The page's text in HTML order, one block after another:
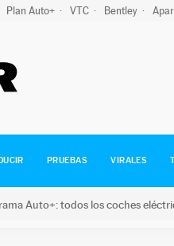
Plan Auto+ VTC Bentley
PRUEBAS VIRALES
Auto+: todos los coches